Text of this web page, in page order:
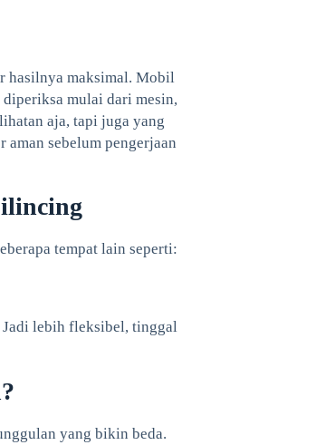
hasilnya maksimal. Mobil
mulai dari mesin,
aja, tapi juga yang
sebelum pengerjaan
tempat lain seperti:
lebih fleksibel, tinggal
yang bikin beda.